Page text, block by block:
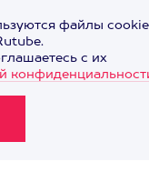
файлы cookie
с их